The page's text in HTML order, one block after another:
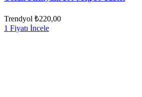
Trendyol ₺220,00
1 Fiyatı İncele